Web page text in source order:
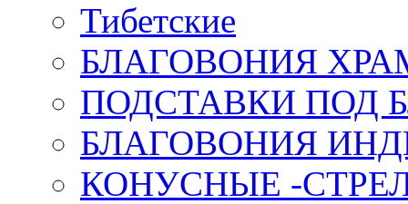
Тибетские
БЛАГОВОНИЯ
ПОДСТАВКИ ПОД
БЛАГОВОНИЯ
КОНУСНЫЕ -